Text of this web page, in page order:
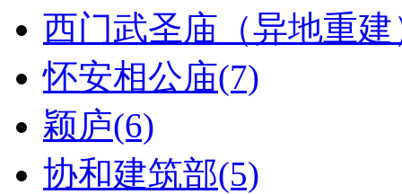
西门武圣庙（异地重建
怀安相公庙(7)
颖庐(6)
协和建筑部(5)